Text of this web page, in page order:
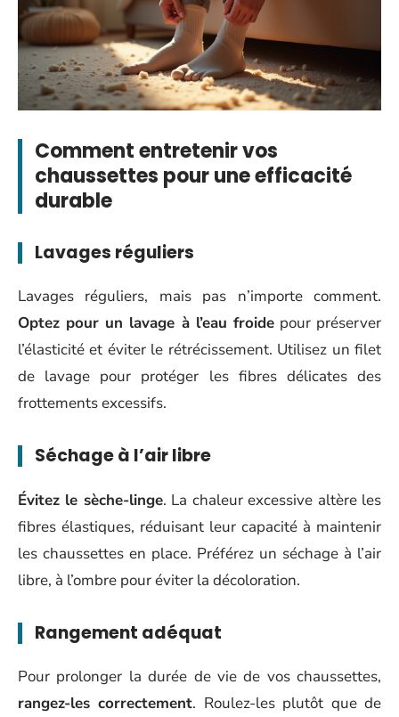
Comment entretenir vos
chaussettes pour une efficacité
durable
Lavages réguliers
Lavages réguliers, mais pas n’importe comment.
Optez pour un lavage à l’eau froidepour préserver
l’élasticité et éviter le rétrécissement. Utilisez un filet
de lavage pour protéger les fibres délicates des
frottements excessifs.
Séchage à l’air libre
Évitez le sèche-linge. La chaleur excessive altère les
fibres élastiques, réduisant leur capacité à maintenir
les chaussettes en place. Préférez un séchage à l’air
libre, à l’ombre pour éviter la décoloration.
Rangement adéquat
Pour prolonger la durée de vie de vos chaussettes,
rangez-les correctement. Roulez-les plutôt que de